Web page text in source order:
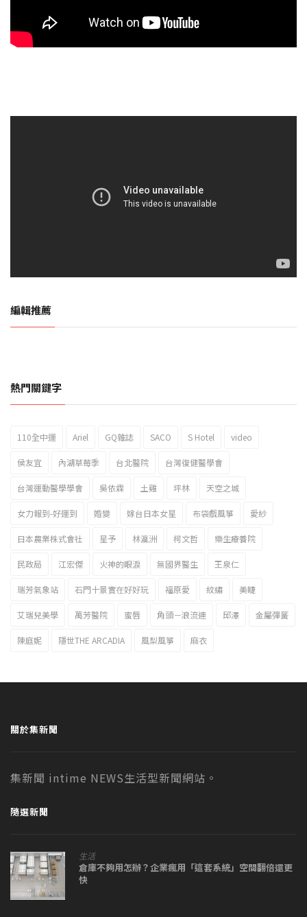
編輯推薦
2023新北市北海岸國際風箏節「風在石起」霸氣回歸
熱門關鍵字
110全中運 Ariel GQ雜誌 SACO S Hotel video
侯友宜 內湖草莓季 台北醫院 台灣復健醫學會
台灣運動醫學學會 吳依霖 土雞 坪林 天空之城
女力報到-好運到 婚變 嫁台日本女星 布袋戲風箏 愛紗
日本農業株式會社 星予 林瀛洲 柯文哲 樂生療養院
民政局 江宏傑 火神的眼淚 無國界醫生 王泉仁
瑞芳氣象站 石門十景實在好好玩 福原愛 紋繡 美睫
艾瑞兒美學 萬芳醫院 蜜唇 角頭－浪流連 邱澤 金屬彈簧
陳庭妮 隱世THE ARCADIA 風梨風箏 麻衣
關於集新聞
集新聞 intime NEWS生活型新聞網站。
隨選新聞
生活
倉庫不夠用怎辦？企業瘋用「這套系統」空間翻倍還更
快